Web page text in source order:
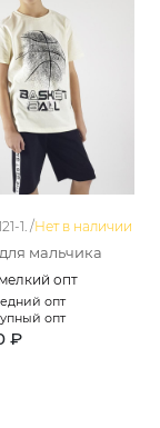
1. /Нет в наличии
мальчика
опт
опт
опт
₽